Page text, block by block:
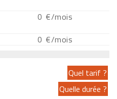
0 €/mois
0 €/mois